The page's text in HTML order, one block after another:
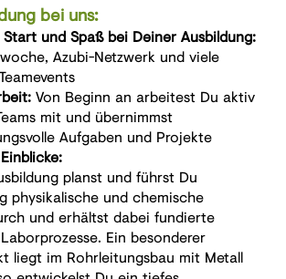
bei uns:
und Spaß bei Deiner Ausbildung:
Azubi-Netzwerk und viele
Von Beginn an arbeitest Du aktiv
mit und übernimmst
Aufgaben und Projekte
planst und führst Du
physikalische und chemische
und erhältst dabei fundierte
Ein besonderer
liegt im Rohrleitungsbau mit Metall